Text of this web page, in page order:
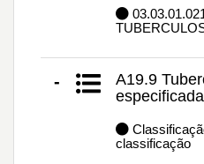
-
A19.9
especificada
classificação